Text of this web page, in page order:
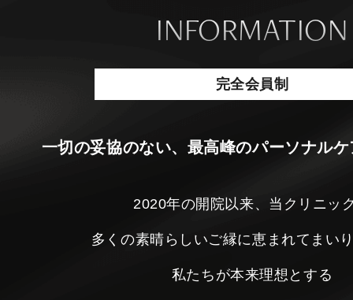
INFORMATION
完全会員制
一切の妥協のない、最高峰のパーソナル
2020年の開院以来、当クリニッ
多くの素晴らしいご縁に恵まれてまい
私たちが本来理想とする